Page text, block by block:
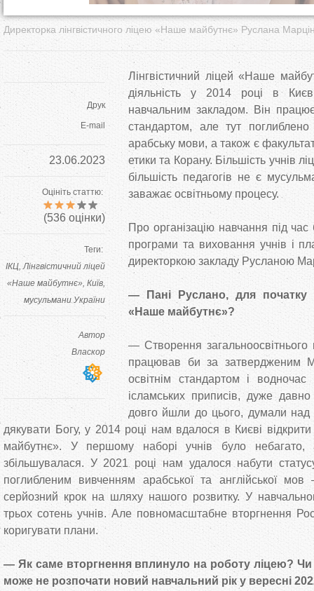
Директорка лінгвістичного ліцею «Наше майбутнє» Руслана
Друк
E-mail
23.06.2023
Оцініть статтю:
(536 оцінки)
Теги:
ІКЦ Лінгвістичний ліцей
«Наше майбутнє» Київ
мусульмани України
Автор
Власкор
Лінгвістичний ліцей «Наше
діяльність у 2014 році в
навчальним закладом. Він
стандартом, але тут поглиблено
арабську мови, а також є
етики та Корану. Більшість учнів
більшість педагогів не є
заважає освітньому процесу.
Про організацію навчання під час
програми та виховання учнів і
директоркою закладу Русланою
— Пані Руслано, для початку
«Наше майбутнє»?
— Створення загальноосвітнього
працював би за затвердженим
освітнім стандартом і водночас
ісламських приписів, дуже
довго йшли до цього, думали над
дякувати Богу, у 2014 році нам вдалося в Києві
майбутнє». У першому наборі учнів було небагато,
збільшувалася. У 2021 році нам удалося набути
поглибленим вивченням арабської та англійської
серйозний крок на шляху нашого розвитку. У
трьох сотень учнів. Але повномасштабне вторгнення
коригувати плани.
— Як саме вторгнення вплинуло на роботу ліцею? Чи
може не розпочати новий навчальний рік у вересні